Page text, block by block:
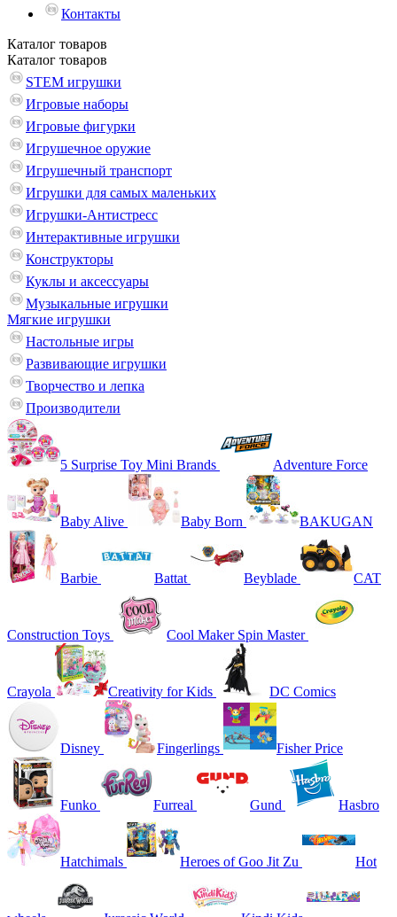
Контакты
Каталог товаров
Каталог товаров
STEM игрушки
Игровые наборы
Игровые фигурки
Игрушечное оружие
Игрушечный транспорт
Игрушки для самых маленьких
Игрушки-Антистресс
Интерактивные игрушки
Конструкторы
Куклы и аксессуары
Музыкальные игрушки
Мягкие игрушки
Настольные игры
Развивающие игрушки
Творчество и лепка
Производители
5 Surprise Toy Mini Brands Adventure Force
Baby Alive Baby Born BAKUGAN
Barbie Battat Beyblade CAT
Construction Toys Cool Maker Spin Master
Crayola Creativity for Kids DC Comics
Disney Fingerlings Fisher Price
Funko Furreal Gund Hasbro
Hatchimals Heroes of Goo Jit Zu Hot